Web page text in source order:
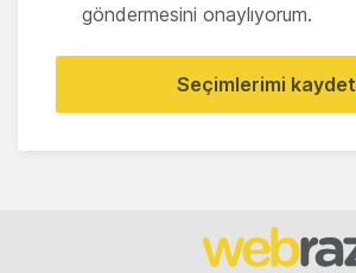
göndermesini onaylıyorum.
Seçimlerimi kaydet